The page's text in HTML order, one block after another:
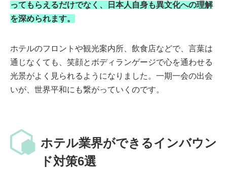
ってもらえるだけでなく、日本人自身も異文化への理解
を深められます。
ホテルのフロントや観光案内所、飲食店などで、言葉は
通じなくても、笑顔とボディランゲージで心を通わせる
光景がよく見られるようになりました。一期一会の出会
いが、世界平和にも繋がっていくのです。
ホテル業界ができるインバウン
ド対策6選